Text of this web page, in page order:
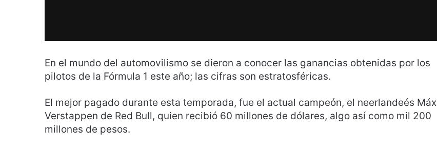
En el mundo del automovilismo se dieron a conocer las ganancias obtenidas por los
pilotos de la Fórmula 1 este año; las cifras son estratosféricas.
El mejor pagado durante esta temporada, fue el actual campeón, el neerlandeés Máx
Verstappen de Red Bull, quien recibió 60 millones de dólares, algo así como mil 200
millones de pesos.